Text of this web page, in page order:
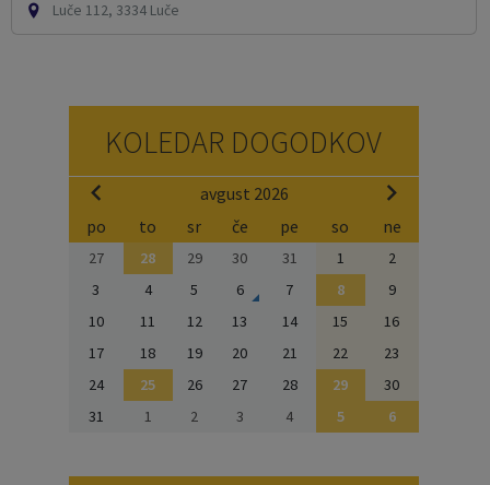
Luče 112, 3334 Luče
KOLEDAR DOGODKOV
avgust 2026
po
to sr če pe so ne
27 28 29 30 31 1
2
3
4 5 6 7 8
9
10
11 12 13 14 15
16
17
18 19 20 21 22
23
24
25 26 27 28 29
30
31
1 2 3 4 5 6